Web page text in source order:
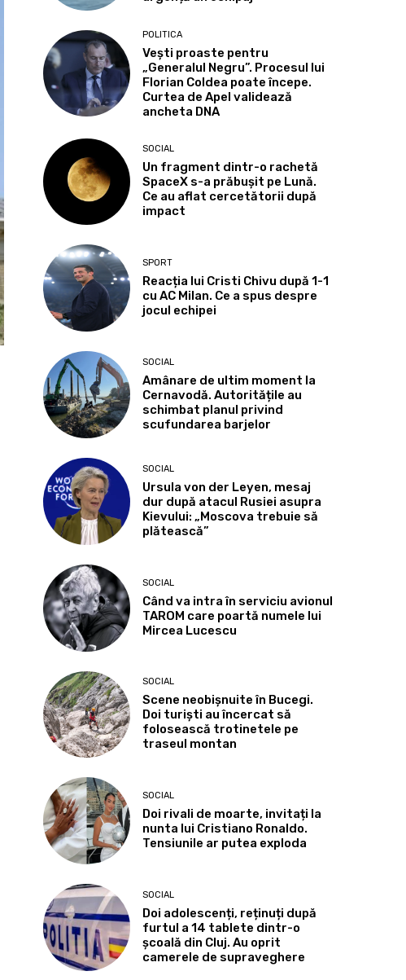
POLITICA
Vești proaste pentru
„Generalul Negru”. Procesul lui
Florian Coldea poate începe.
Curtea de Apel validează
ancheta DNA
SOCIAL
Un fragment dintr-o rachetă
SpaceX s-a prăbușit pe Lună.
Ce au aflat cercetătorii după
impact
SPORT
Reacția lui Cristi Chivu după 1-1
cu AC Milan. Ce a spus despre
jocul echipei
SOCIAL
Amânare de ultim moment la
Cernavodă. Autoritățile au
schimbat planul privind
scufundarea barjelor
SOCIAL
Ursula von der Leyen, mesaj
dur după atacul Rusiei asupra
Kievului: „Moscova trebuie să
plătească”
SOCIAL
Când va intra în serviciu avionul
TAROM care poartă numele lui
Mircea Lucescu
SOCIAL
Scene neobișnuite în Bucegi.
Doi turiști au încercat să
folosească trotinetele pe
traseul montan
SOCIAL
Doi rivali de moarte, invitați la
nunta lui Cristiano Ronaldo.
Tensiunile ar putea exploda
SOCIAL
Doi adolescenți, reținuți după
furtul a 14 tablete dintr-o
școală din Cluj. Au oprit
camerele de supraveghere